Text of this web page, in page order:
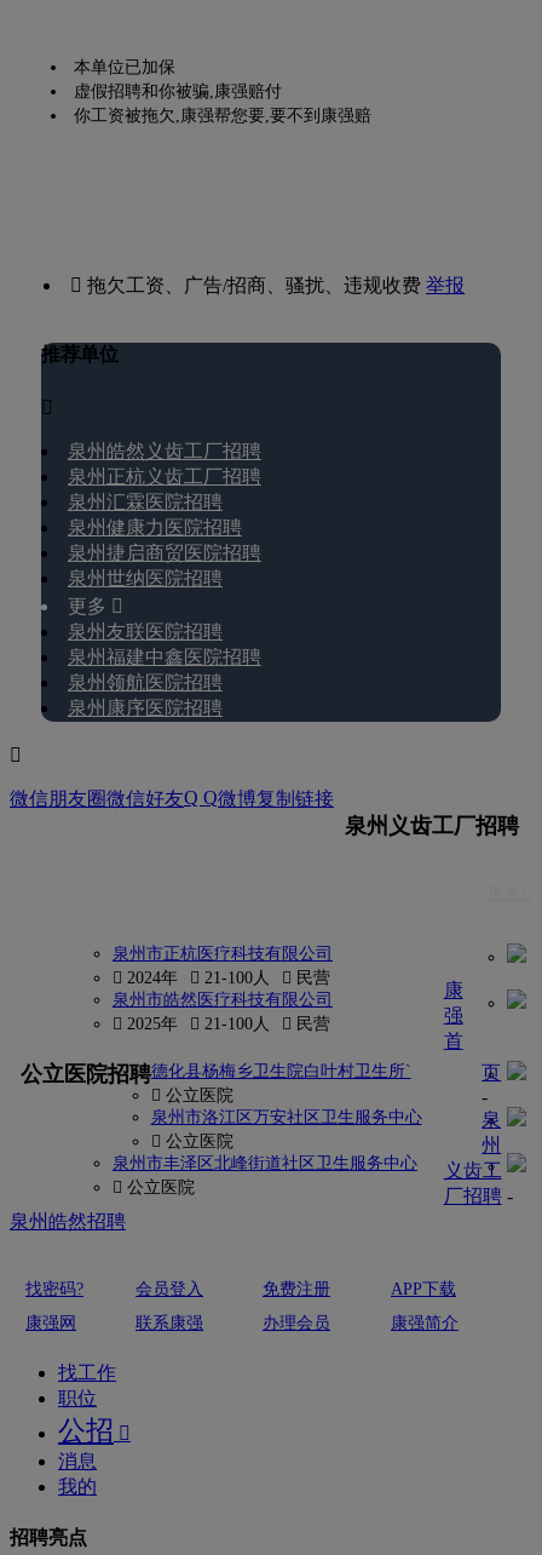
本单位已加保
虚假招聘和你被骗,康强赔付
你工资被拖欠,康强帮您要,要不到康强赔
 拖欠工资、广告/招商、骚扰、违规收费举报
推荐单位

泉州皓然义齿工厂招聘
泉州正杭义齿工厂招聘
泉州汇霖医院招聘
泉州健康力医院招聘
泉州捷启商贸医院招聘
泉州世纳医院招聘
更多 
泉州友联医院招聘
泉州福建中鑫医院招聘
泉州领航医院招聘
泉州康序医院招聘

微信朋友圈微信好友Q Q微博复制链接
泉州义齿工厂招聘
泉州市正杭医疗科技有限公司
 2024年
 21-100人
 民营
泉州市皓然医疗科技有限公司
 2025年
 21-100人  民营
公立医院招聘德化县杨梅乡卫生院白叶村卫生所`
 公立医院
泉州市洛江区万安社区卫生服务中心
 公立医院
泉州市丰泽区北峰街道社区卫生服务中心
 公立医院
康
强
首
页
-
泉
州
义齿工
厂招聘-
泉州皓然招聘
找密码? 会员登入 免费注册
APP下载
康强网
联系康强 办理会员 康强简介
找工作
职位
公招 
消息
我的
招聘亮点